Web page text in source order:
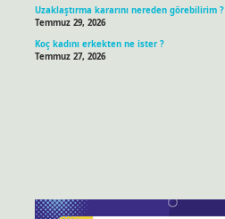
Uzaklaştırma kararını nereden görebilirim ?
Temmuz 29, 2026
Koç kadını erkekten ne ister ?
Temmuz 27, 2026